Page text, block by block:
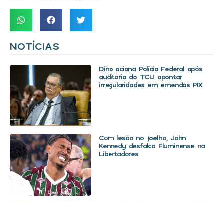
NOTÍCIAS
Dino aciona Polícia Federal após
auditoria do TCU apontar
irregularidades em emendas PIX
Com lesão no joelho, John
Kennedy desfalca Fluminense na
Libertadores